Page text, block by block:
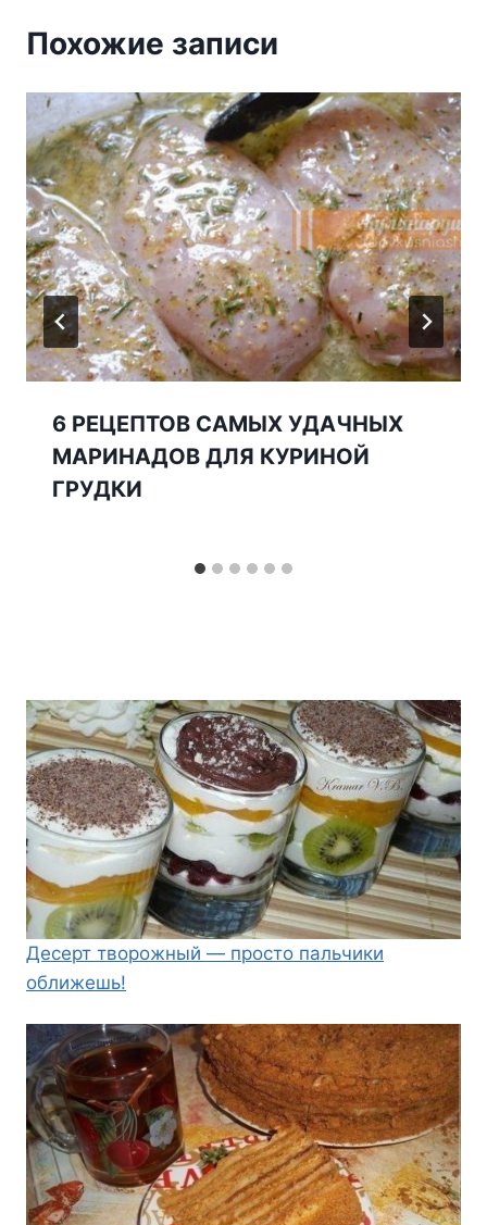
Похожие записи
6 РЕЦЕПТОВ САМЫХ УДАЧНЫХ
МАРИНАДОВ ДЛЯ КУРИНОЙ
ГРУДКИ
Десерт творожный — просто пальчики
оближешь!